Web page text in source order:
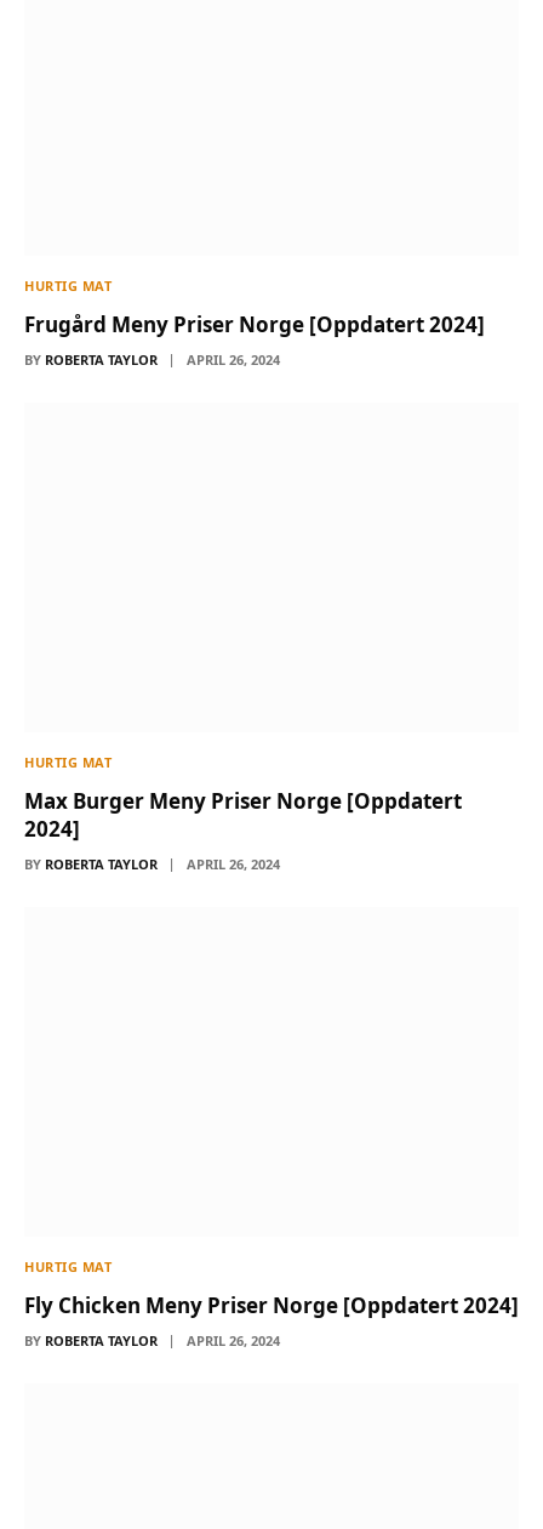
HURTIG MAT
Frugård Meny Priser Norge [Oppdatert 2024]
BY ROBERTA TAYLOR APRIL 26, 2024
HURTIG MAT
Max Burger Meny Priser Norge [Oppdatert
2024]
BY ROBERTA TAYLOR APRIL 26, 2024
HURTIG MAT
Fly Chicken Meny Priser Norge [Oppdatert 2024]
BY ROBERTA TAYLOR APRIL 26, 2024